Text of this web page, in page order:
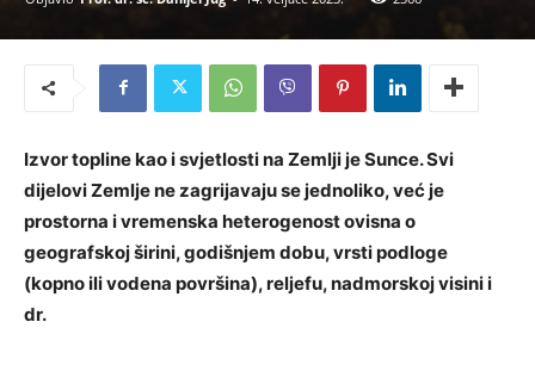
Izvor topline kao i svjetlosti na Zemlji je Sunce. Svi
dijelovi Zemlje ne zagrijavaju se jednoliko, već je
prostorna i vremenska heterogenost ovisna o
geografskoj širini, godišnjem dobu, vrsti podloge
(kopno ili vodena površina), reljefu, nadmorskoj visini i
dr.